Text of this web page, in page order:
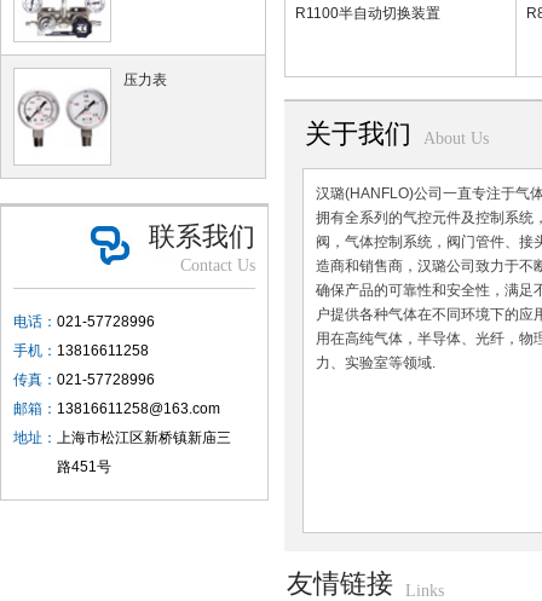
压力表
联系我们
Contact Us
电话： 021-57728996
手机： 13816611258
传真： 021-57728996
邮箱： 13816611258@163.com
地址： 上海市松江区新桥镇新庙三
路451号
R1100半自动切换装置
关于我们 About Us
汉璐(HANFLO)公司一直专注于气
拥有全系列的气控元件及控制系统
阀，气体控制系统，阀门管件、接
造商和销售商，汉璐公司致力于不
确保产品的可靠性和安全性，满足
户提供各种气体在不同环境下的应
用在高纯气体，半导体、光纤，物
力、实验室等领域.
友情链接 Links